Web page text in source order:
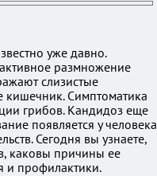
уже давно.
размножение
слизистые
кишечник. Симптоматика
грибов. Кандидоз еще
появляется у человека
Сегодня вы узнаете,
каковы причины ее
и профилактики.